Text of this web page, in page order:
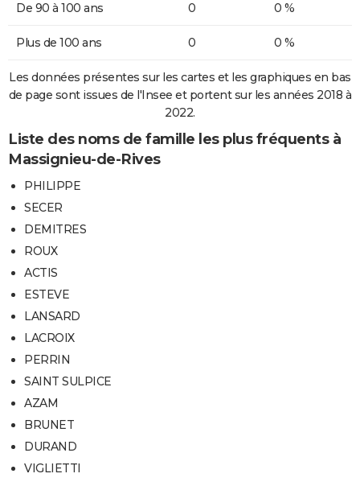
De 90 à 100 ans 0 0 %
Plus de 100 ans 0 0 %
Les données présentes sur les cartes et les graphiques en bas
de page sont issues de l'Insee et portent sur les années 2018 à
2022.
Liste des noms de famille les plus fréquents à
Massignieu-de-Rives
PHILIPPE
SECER
DEMITRES
ROUX
ACTIS
ESTEVE
LANSARD
LACROIX
PERRIN
SAINT SULPICE
AZAM
BRUNET
DURAND
VIGLIETTI